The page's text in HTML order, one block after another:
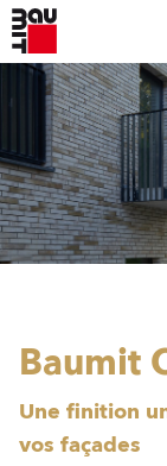
Baumit
Une finition
vos façades